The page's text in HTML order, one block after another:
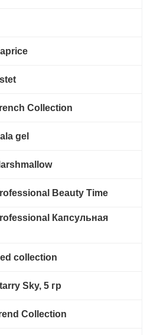
Collection
gel
Beauty Time
Капсульная
collection
Sky, 5 гр
Collection